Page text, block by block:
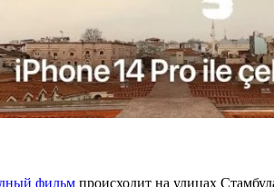
фильм происходит на улицах